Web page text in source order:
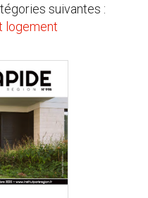
suivantes :
logement